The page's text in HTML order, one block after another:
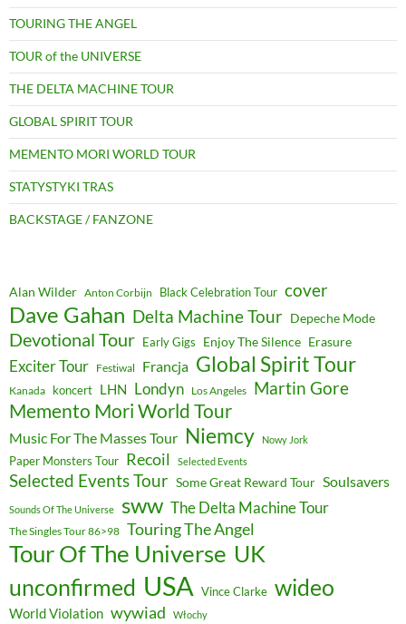
TOURING THE ANGEL
TOUR of the UNIVERSE
THE DELTA MACHINE TOUR
GLOBAL SPIRIT TOUR
MEMENTO MORI WORLD TOUR
STATYSTYKI TRAS
BACKSTAGE / FANZONE
Alan Wilder Anton Corbijn Black Celebration Tour cover
Dave Gahan Delta Machine Tour Depeche Mode
Devotional Tour Early Gigs Enjoy The Silence Erasure
Exciter Tour Festiwal Francja Global Spirit Tour
Kanada koncert LHN Londyn Los Angeles Martin Gore
Memento Mori World Tour
Music For The Masses Tour Niemcy Nowy Jork
Paper Monsters Tour Recoil Selected Events
Selected Events Tour Some Great Reward Tour Soulsavers
Sounds Of The Universe sww The Delta Machine Tour
The Singles Tour 86>98 Touring The Angel
Tour Of The Universe UK
unconfirmed USA Vince Clarke wideo
World Violation wywiad Włochy